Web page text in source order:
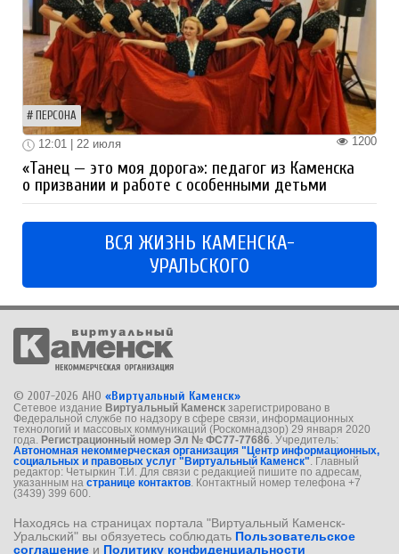
ПЕРСОНА
1200
12:01 | 22 июля
«Танец — это моя дорога»: педагог из Каменска
о призвании и работе с особенными детьми
ВСЯ ЖИЗНЬ КАМЕНСКА-
УРАЛЬСКОГО
© 2007-2026 АНО «Виртуальный Каменск»
Сетевое издание Виртуальный Каменск зарегистрировано в
Федеральной службе по надзору в сфере связи, информационных
технологий и массовых коммуникаций (Роскомнадзор) 29 января 2020
года. Регистрационный номер Эл № ФС77-77686 . Учредитель:
Автономная некоммерческая организация "Центр информационных,
социальных и правовых услуг "Виртуальный Каменск" . Главный
редактор: Четыркин Т.И. Для связи с редакцией пишите по адресам,
указанным на странице контактов . Контактный номер телефона +7
(3439) 399 600.
Находясь на страницах портала "Виртуальный Каменск-
Уральский" вы обязуетесь соблюдать Пользовательское
соглашение и Политику конфиденциальности